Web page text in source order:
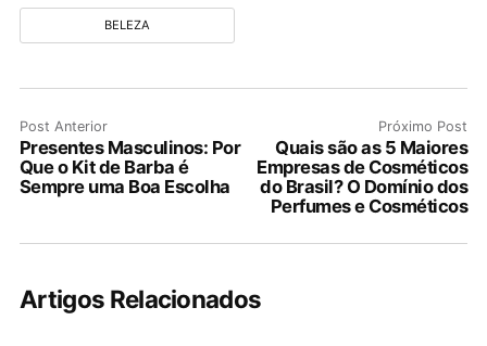
BELEZA
Post Anterior
Presentes Masculinos: Por
Que o Kit de Barba é
Sempre uma Boa Escolha
Próximo Post
Quais são as 5 Maiores
Empresas de Cosméticos
do Brasil? O Domínio dos
Perfumes e Cosméticos
Artigos Relacionados